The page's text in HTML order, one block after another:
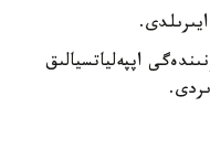
اپپەلياتسيالىق